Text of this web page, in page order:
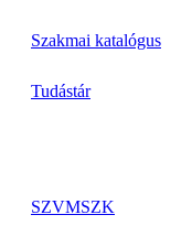
Szakmai katalógus
Tudástár
SZVMSZK